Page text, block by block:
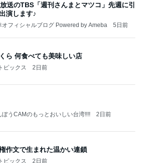
送のTBS「週刊さんまとマツコ」先週に引
演します♪
オフィシャルブログ Powered by Ameba 5日前
くら 何食べても美味しい店
ピックス 2日前
ぼうCAMのもっとおいしい台湾!!!! 2日前
作文で生まれた温かい連鎖
ピックス 2日前